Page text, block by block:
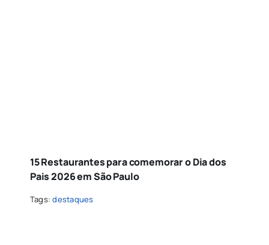
15 Restaurantes para comemorar o Dia dos
Pais 2026 em São Paulo
Tags:destaques